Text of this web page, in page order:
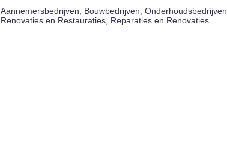
Aannemersbedrijven, Bouwbedrijven, Onderhoudsbedrijven,
Renovaties en Restauraties, Reparaties en Renovaties